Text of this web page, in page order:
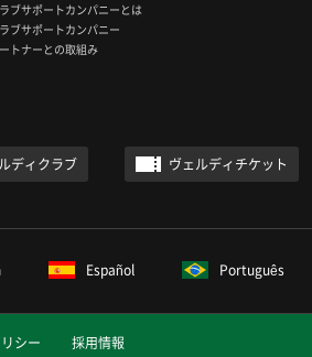
ブサポートカンパニーとは
ブサポートカンパニー
トナーとの取組み
ディクラブ ヴェルディチケット
Español Português
シー 採用情報